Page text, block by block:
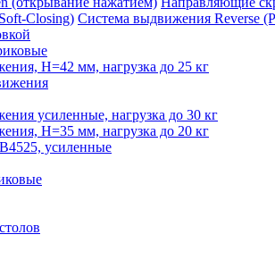
Система выдвижения Reverse
H=42 мм, нагрузка до 25 кг
усиленные, нагрузка до 30 кг
H=35 мм, нагрузка до 20 кг
усиленные